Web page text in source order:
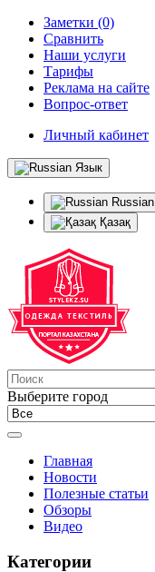
Заметки (0)
Сравнить
Наши услуги
Тарифы
Реклама на сайте
Вопрос-ответ
Личный кабинет
Язык
Russian
Қазақ
Выберите город
Главная
Новости
Полезные статьи
Обзоры
Видео
Категории